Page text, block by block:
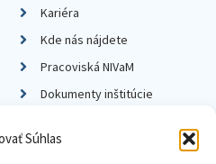
Súhlas
Kariéra
Kde nás nájdete
Pracoviská NIVaM
Dokumenty inštitúcie